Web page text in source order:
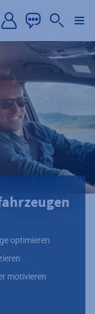
optimieren
motivieren